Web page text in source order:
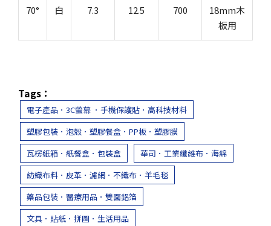
70° 白 7.3 12.5 700
18mm木
板用
Tags：
電子產品．3C螢幕 ．手機保護貼．高科技材料
塑膠包裝．泡殼．塑膠餐盒．PP板．塑膠膜
瓦楞紙箱．紙餐盒．包裝盒
華司．工業纖維布．海綿
紡織布料．皮革．濾網．不織布．羊毛毯
藥品包裝．醫療用品．雙面鋁箔
文具．貼紙．拼圖．生活用品